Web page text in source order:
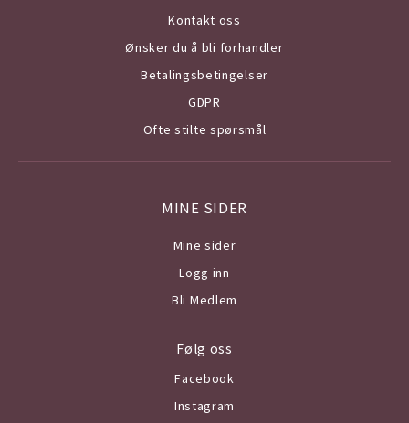
Kontakt oss
Ønsker du å bli forhandler
Betalingsbetingelser
GDPR
Ofte stilte spørsmål
MINE SIDER
Mine sider
Logg inn
Bli Medlem
Følg oss
Facebook
Instagram